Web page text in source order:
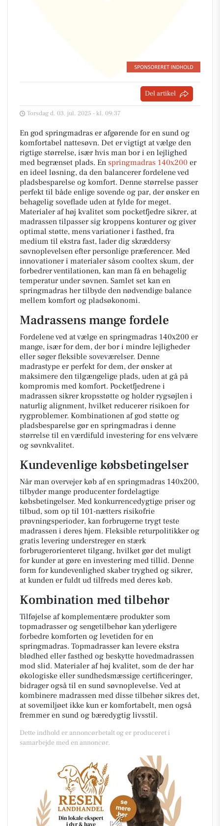
Del artikel
Torsdag d. 03. jul. 2025 - kl. 09:37
En god springmadras er afgørende for en sund og
komfortabel nattesøvn. Det er vigtigt at vælge den
rigtige størrelse, især hvis man bor i en lejlighed
med begrænset plads. En springmadras 140x200 er
en ideel løsning, da den balancerer fordelene ved
pladsbesparelse og komfort. Denne størrelse passer
perfekt til både enlige sovende og par, der ønsker en
behagelig soveflade uden at fylde for meget.
Materialer af høj kvalitet som pocketfjedre sikrer, at
madrassen tilpasser sig kroppens konturer og giver
optimal støtte, mens variationer i fasthed, fra
medium til ekstra fast, lader dig skræddersy
søvnoplevelsen efter personlige præferencer. Med
innovationer i materialer såsom cooltex skum, der
forbedrer ventilationen, kan man få en behagelig
temperatur under søvnen. Samlet set kan en
springmadras her tilbyde den nødvendige balance
mellem komfort og pladsøkonomi.
Madrassens mange fordele
Fordelene ved at vælge en springmadras 140x200 er
mange, især for dem, der bor i mindre lejligheder
eller søger fleksible soveværelser. Denne
madrastype er perfekt for dem, der ønsker at
maksimere den tilgængelige plads, uden at gå på
kompromis med komfort. Pocketfjedrene i
madrassen sikrer kropsstøtte og holder rygsøjlen i
naturlig alignment, hvilket reducerer risikoen for
rygproblemer. Kombinationen af god støtte og
pladsbesparelse gør en springmadras i denne
størrelse til en værdifuld investering for ens velvære
og søvnkvalitet.
Kundevenlige købsbetingelser
Når man overvejer køb af en springmadras 140x200,
tilbyder mange producenter fordelagtige
købsbetingelser. Med konkurrencedygtige priser og
tilbud, som op til 101-nætters risikofrie
prøvningsperioder, kan forbrugerne trygt teste
madrassen i deres hjem. Fleksible returpolitikker og
gratis levering understreger en stærk
forbrugerorienteret tilgang, hvilket gør det muligt
for kunder at gøre en investering med tillid. Denne
form for kundevenlighed skaber tryghed og sikrer,
at kunden er fuldt ud tilfreds med deres køb.
Kombination med tilbehør
Tilføjelse af komplementære produkter som
topmadrasser og sengetilbehør kan yderligere
forbedre komforten og levetiden for en
springmadras. Topmadrasser kan levere ekstra
blødhed eller fasthed og beskytte hovedmadrassen
mod slid. Materialer af høj kvalitet, som de der har
økologiske eller sundhedsmæssige certificeringer,
bidrager også til en sund søvnoplevelse. Ved at
kombinere madrassen med disse tilbehør sikres det,
at sovemiljøet ikke kun er komfortabelt, men også
fremmer en sund og bæredygtig livsstil.
Dette indhold er annoncørbetalt og er produceret i
samarbejde med en annoncør.